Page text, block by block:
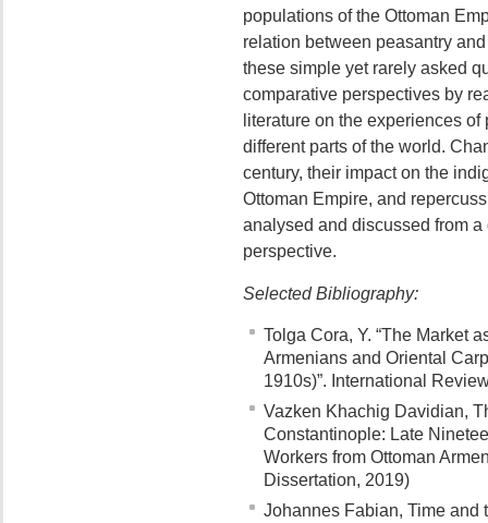
populations of the Ottoman
relation between peasantry
these simple yet rarely asked
comparative perspectives by
literature on the experiences
different parts of the world.
century, their impact on the
Ottoman Empire, and
analysed and discussed from
perspective.
Selected Bibliography:
Tolga Cora, Y. “The Market
Armenians and Oriental
1910s)”. International
Vazken Khachig Davidian,
Constantinople: Late
Workers from Ottoman
Dissertation, 2019)
Johannes Fabian, Time and